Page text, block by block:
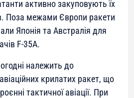
активно закуповують їх
Поза межами Європи ракети
Японія та Австралія для
F-35A.
належить до
крилатих ракет, що
тактичної авіації. При